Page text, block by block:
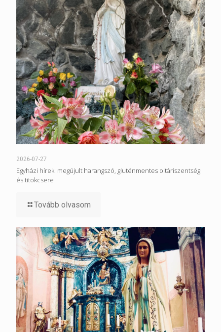
2026-07-27
Egyházi hírek: megújult harangszó, gluténmentes oltáriszentség
és titokcsere
Tovább olvasom